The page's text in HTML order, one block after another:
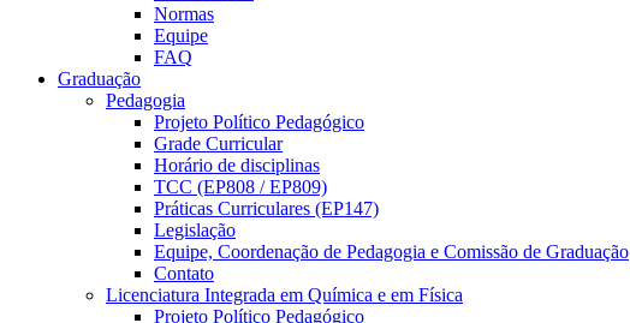
Normas
Equipe
FAQ
Graduação
Pedagogia
Projeto Político Pedagógico
Grade Curricular
Horário de disciplinas
TCC (EP808 / EP809)
Práticas Curriculares (EP147)
Legislação
Equipe, Coordenação de Pedagogia e Comissão de Graduação
Contato
Licenciatura Integrada em Química e em Física
Projeto Político Pedagógico